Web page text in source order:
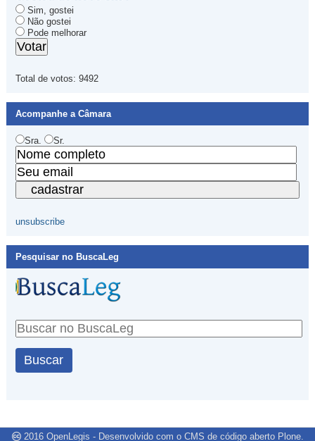
Sim, gostei
Não gostei
Pode melhorar
Total de votos: 9492
Acompanhe a Câmara
Sra. Sr.
unsubscribe
Pesquisar no BuscaLeg
2016 OpenLegis - Desenvolvido com o CMS de código aberto Plone.